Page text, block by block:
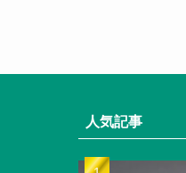
人気記事